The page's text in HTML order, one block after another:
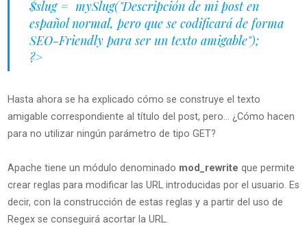
$slug = mySlug("Descripción de mi post en
español normal, pero que se codificará de forma
SEO-Friendly para ser un texto amigable");
?>
Hasta ahora se ha explicado cómo se construye el texto
amigable correspondiente al título del post, pero… ¿Cómo hacen
para no utilizar ningún parámetro de tipo GET?
Apache tiene un módulo denominado mod_rewrite que permite
crear reglas para modificar las URL introducidas por el usuario. Es
decir, con la construcción de estas reglas y a partir del uso de
Regex se conseguirá acortar la URL.